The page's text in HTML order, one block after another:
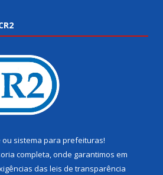
ou sistema para prefeituras!
completa, onde garantimos em
das leis de transparência